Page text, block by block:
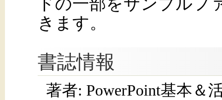
ドの一部をサンプルフ
きます。
書誌情報
著者: PowerPoint基本＆